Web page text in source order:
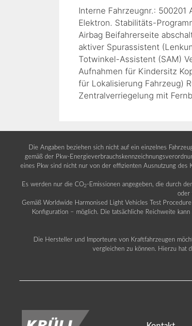
Interne Fahrzeugnr.: 500201
Elektron. Stabilitäts-
Airbag Beifahrerseite
aktiver Spurassistent
Totwinkel-Assistent (SAM)
Aufnahmen für Kindersitz
für Lokalisierung Fahrzeug)
Zentralverriegelung mit
Die Angaben beziehen sich nicht auf ein einzelnes
gemäß der Pkw-
eines Pkw sind nicht nur von der effizienten Ausnutzung des
Es werden nur die CO2 -Emissionen angegeben, die durch
oder
Gemäß Worldwide Harmonised Light Vehicles Test
Konfiguration – möglich. Die tatsächliche Reichweite
Die Hersteller und Importeure von Kraftfahrzeugen
vergleichen zu können. Hierzu hat